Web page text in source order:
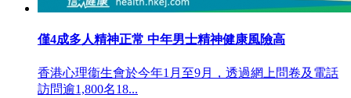
僅4成多人精神正常 中年男士精神健康風險高
香港心理衞生會於今年1月至9月，透過網上問卷及電話
訪問逾1,800名18...